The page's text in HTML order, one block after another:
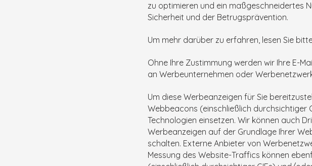
zu optimieren und ein maßgeschneidertes
Sicherheit und der Betrugsprävention.
Um mehr darüber zu erfahren, lesen Sie
Ohne Ihre Zustimmung werden wir Ihre E-
an Werbeunternehmen oder
Um diese Werbeanzeigen für Sie
Webbeacons (einschließlich
Technologien einsetzen. Wir können auch
Werbeanzeigen auf der Grundlage Ihrer
schalten. Externe Anbieter von
Messung des Website-Traffics können